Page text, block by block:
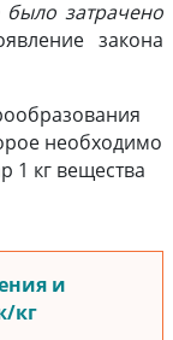
было затрачено
закона
необходимо
1 кг вещества
и
кг